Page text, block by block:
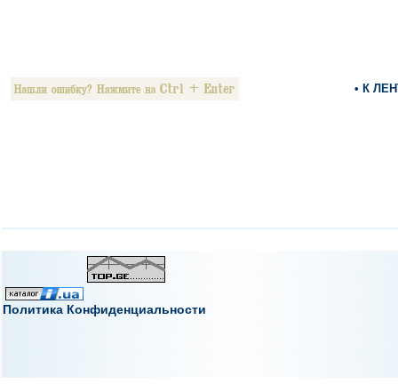
• К
Политика Конфиденциальности